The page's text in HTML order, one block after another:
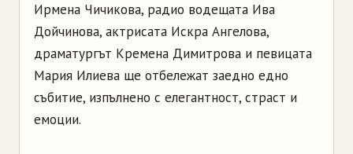
Ирмена Чичикова, радио водещата Ива
Дойчинова, актрисата Искра Ангелова,
драматургът Кремена Димитрова и певицата
Мария Илиева ще отбележат заедно едно
събитие, изпълнено с елегантност, страст и
емоции.